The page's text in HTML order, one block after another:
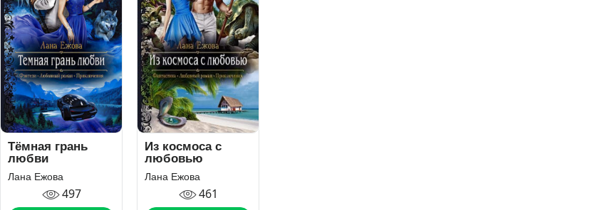
Тёмная грань
любви
Лана Ежова
497
Из космоса с
любовью
Лана Ежова
461